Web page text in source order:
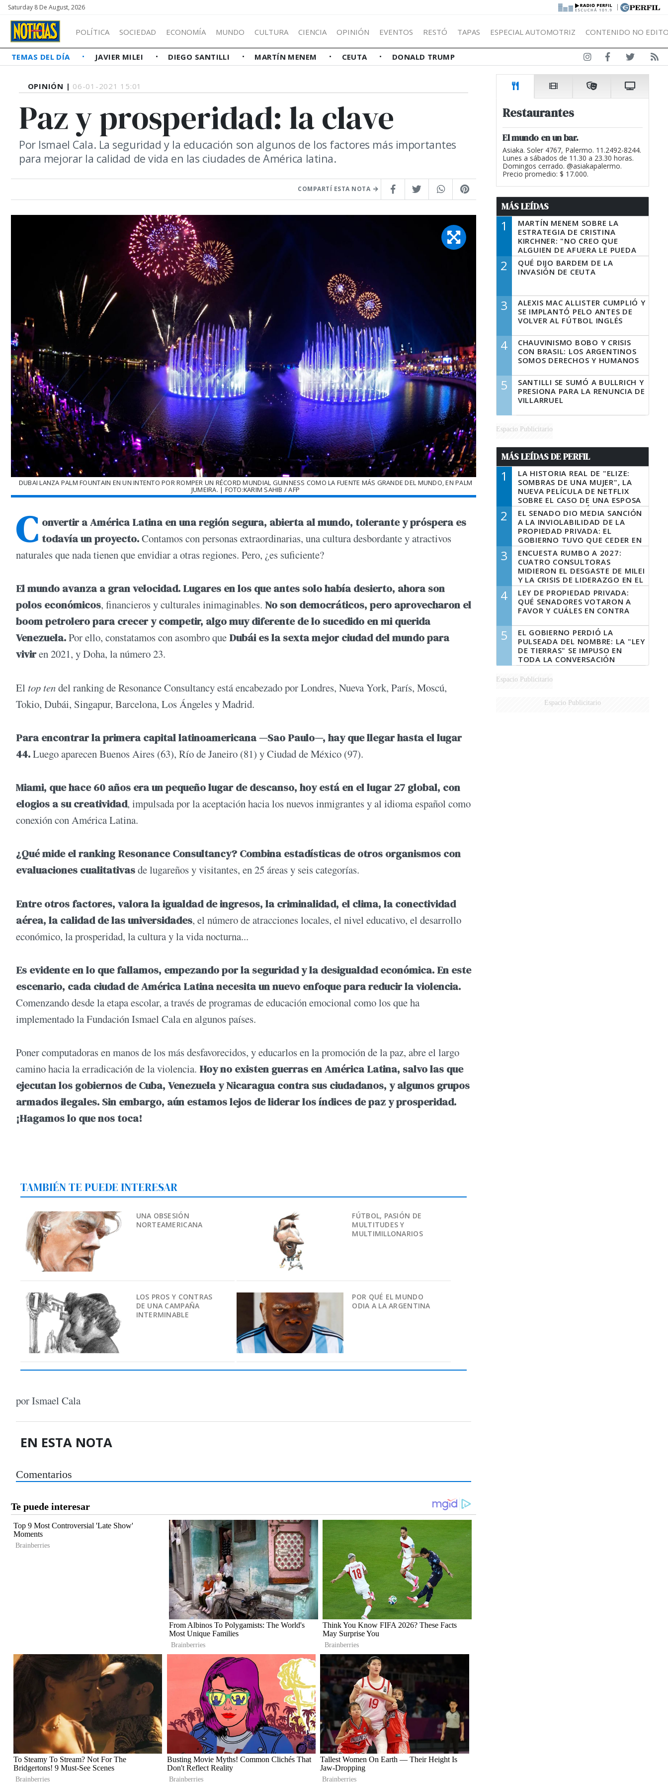
Saturday 8 De August, 2026 |
POLÍTICA SOCIEDAD ECONOMÍA MUNDO CULTURA CIENCIA OPINIÓN EVENTOS RESTÓ TAPAS ESPECIAL AUTOMOTRIZ CONTENIDO NO
TEMAS DEL DÍA JAVIER MILEI DIEGO SANTILLI MARTÍN MENEM CEUTA DONALD TRUMP
OPINIÓN | 06-01-2021 15:01
Paz y prosperidad: la clave
Por Ismael Cala. La seguridad y la educación son algunos de los factores más importantes
para mejorar la calidad de vida en las ciudades de América latina.
COMPARTÍ ESTA NOTA
DUBAI LANZA PALM FOUNTAIN EN UN INTENTO POR ROMPER UN RÉCORD MUNDIAL GUINNESS COMO LA FUENTE MÁS GRANDE DEL MUNDO, EN PALM
JUMEIRA. | FOTO:KARIM SAHIB / AFP
C onvertir a América Latina en una región segura, abierta al mundo, tolerante y próspera es
todavía un proyecto.Contamos con personas extraordinarias, una cultura desbordante y atractivos
naturales que nada tienen que envidiar a otras regiones. Pero, ¿es suficiente?
El mundo avanza a gran velocidad. Lugares en los que antes solo había desierto, ahora son
polos económicos, financieros y culturales inimaginables. No son democráticos, pero aprovecharon el
boom petrolero para crecer y competir, algo muy diferente de lo sucedido en mi querida
Venezuela.Por ello, constatamos con asombro que Dubái es la sexta mejor ciudad del mundo para
viviren 2021, y Doha, la número 23.
El top tendel ranking de Resonance Consultancy está encabezado por Londres, Nueva York, París, Moscú,
Tokio, Dubái, Singapur, Barcelona, Los Ángeles y Madrid.
Para encontrar la primera capital latinoamericana —Sao Paulo—, hay que llegar hasta el lugar
44.Luego aparecen Buenos Aires (63), Río de Janeiro (81) y Ciudad de México (97).
Miami, que hace 60 años era un pequeño lugar de descanso, hoy está en el lugar 27 global, con
elogios a su creatividad, impulsada por la aceptación hacia los nuevos inmigrantes y al idioma español como
conexión con América Latina.
¿Qué mide el ranking Resonance Consultancy? Combina estadísticas de otros organismos con
evaluaciones cualitativasde lugareños y visitantes, en 25 áreas y seis categorías.
Entre otros factores, valora la igualdad de ingresos, la criminalidad, el clima, la conectividad
aérea, la calidad de las universidades, el número de atracciones locales, el nivel educativo, el desarrollo
económico, la prosperidad, la cultura y la vida nocturna...
Es evidente en lo que fallamos, empezando por la seguridad y la desigualdad económica. En este
escenario, cada ciudad de América Latina necesita un nuevo enfoque para reducir la violencia.
Comenzando desde la etapa escolar, a través de programas de educación emocional como los que ha
implementado la Fundación Ismael Cala en algunos países.
Poner computadoras en manos de los más desfavorecidos, y educarlos en la promoción de la paz, abre el largo
camino hacia la erradicación de la violencia. Hoy no existen guerras en América Latina, salvo las que
ejecutan los gobiernos de Cuba, Venezuela y Nicaragua contra sus ciudadanos, y algunos grupos
armados ilegales. Sin embargo, aún estamos lejos de liderar los índices de paz y prosperidad.
¡Hagamos lo que nos toca!
TAMBIÉN TE PUEDE INTERESAR
UNA OBSESIÓN
NORTEAMERICANA
FÚTBOL, PASIÓN DE
MULTITUDES Y
MULTIMILLONARIOS
LOS PROS Y CONTRAS
DE UNA CAMPAÑA
INTERMINABLE
POR QUÉ EL MUNDO
ODIA A LA ARGENTINA
por Ismael Cala
EN ESTA NOTA
Comentarios
Restaurantes
El mundo en un bar.
Asiaka. Soler 4767, Palermo. 11.2492-8244.
Lunes a sábados de 11.30 a 23.30 horas.
Domingos cerrado. @asiakapalermo.
Precio promedio: $ 17.000.
MÁS LEÍDAS
1
MARTÍN MENEM SOBRE LA
ESTRATEGIA DE CRISTINA
KIRCHNER: "NO CREO QUE
ALGUIEN DE AFUERA LE PUEDA
DECIR A LA JUSTICIA LO QUE
TIENE QUE HACER"
2
QUÉ DIJO BARDEM DE LA
INVASIÓN DE CEUTA
3
ALEXIS MAC ALLISTER CUMPLIÓ Y
SE IMPLANTÓ PELO ANTES DE
VOLVER AL FÚTBOL INGLÉS
4
CHAUVINISMO BOBO Y CRISIS
CON BRASIL: LOS ARGENTINOS
SOMOS DERECHOS Y HUMANOS
5
SANTILLI SE SUMÓ A BULLRICH Y
PRESIONA PARA LA RENUNCIA DE
VILLARRUEL
Espacio Publicitario
MÁS LEÍDAS DE PERFIL
1
LA HISTORIA REAL DE "ELIZE:
SOMBRAS DE UNA MUJER", LA
NUEVA PELÍCULA DE NETFLIX
SOBRE EL CASO DE UNA ESPOSA
QUE DESCUARTIZÓ A SU
MARIDO
2
EL SENADO DIO MEDIA SANCIÓN
A LA INVIOLABILIDAD DE LA
PROPIEDAD PRIVADA: EL
GOBIERNO TUVO QUE CEDER EN
LA LEY DEL MANEJO DEL FUEGO
3
ENCUESTA RUMBO A 2027:
CUATRO CONSULTORAS
MIDIERON EL DESGASTE DE MILEI
Y LA CRISIS DE LIDERAZGO EN EL
PERONISMO
4
LEY DE PROPIEDAD PRIVADA:
QUÉ SENADORES VOTARON A
FAVOR Y CUÁLES EN CONTRA
5
EL GOBIERNO PERDIÓ LA
PULSEADA DEL NOMBRE: LA "LEY
DE TIERRAS" SE IMPUSO EN
TODA LA CONVERSACIÓN
DIGITAL
Espacio Publicitario
Espacio Publicitario